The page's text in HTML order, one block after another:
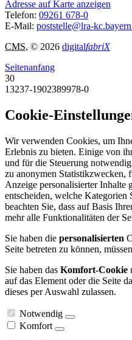
Adresse auf Karte anzeigen
Telefon: 09261 678-0
E-Mail: poststelle@lra-
CMS, © 2026 digitalfabriX
Seitenanfang
30
13237-1902389978-0
Cookie-
Wir verwenden Cookies, um
Erlebnis zu bieten. Einige von
und für die Steuerung
zu anonymen Statistikzwecken,
Anzeige personalisierter Inhalte
entscheiden, welche Kategorien
beachten Sie, dass auf Basis
mehr alle Funktionalitäten der
Sie haben die personalisierten
Seite betreten zu können,
Sie haben das Komfort-Cookie
auf das Element oder die Seite
dieses per Auswahl zulassen.
Notwendig
Komfort